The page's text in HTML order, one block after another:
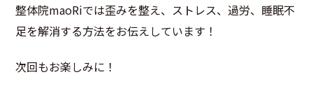
整体院maoRiでは歪みを整え、ストレス、過労、睡眠不
足を解消する方法をお伝えしています！
次回もお楽しみに！